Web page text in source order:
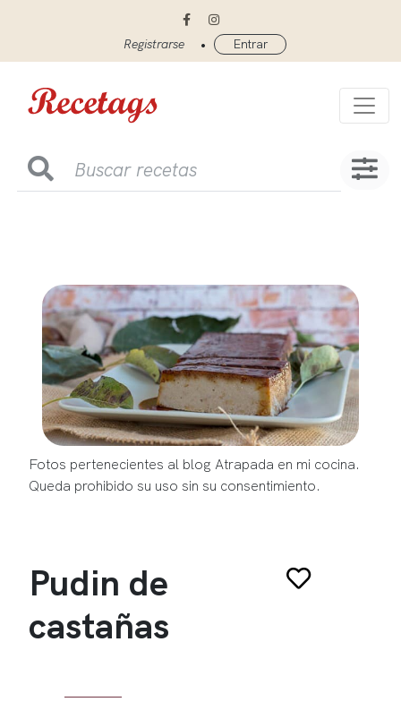
Registrarse • Entrar
Fotos pertenecientes al blog Atrapada en mi cocina.
Queda prohibido su uso sin su consentimiento.
Pudin de
castañas